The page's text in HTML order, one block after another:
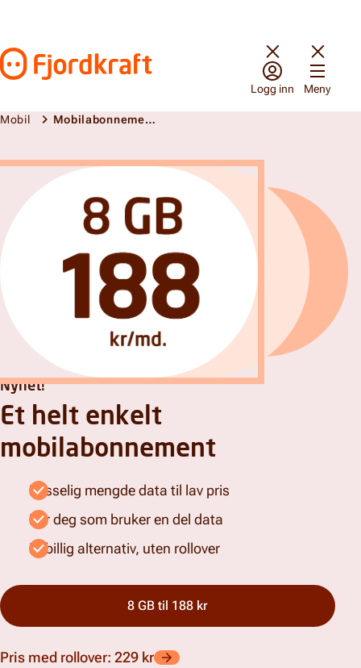
Gå til forsiden
Logg inn Meny
Mobil Mobilabonnement
Nyhet!
Et helt enkelt
mobilabonnement
Passelig mengde data til lav pris
For deg som bruker en del data
Et billig alternativ, uten rollover
8 GB til 188 kr
Pris med rollover: 229 kr